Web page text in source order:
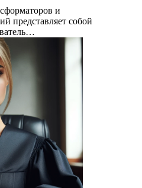
и
представляет собой